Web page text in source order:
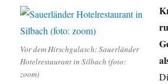
Vor dem Hirschgulasch: Sauerländer
Hotelrestaurant in Silbach (foto:
zoom)